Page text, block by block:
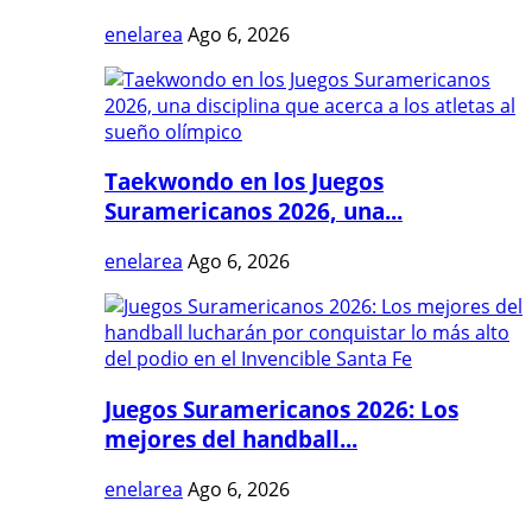
enelarea Ago 6, 2026
Taekwondo en los Juegos
Suramericanos 2026, una...
enelarea Ago 6, 2026
Juegos Suramericanos 2026: Los
mejores del handball...
enelarea Ago 6, 2026